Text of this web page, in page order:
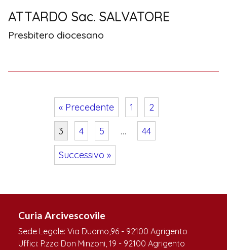
ATTARDO Sac. SALVATORE
Presbitero diocesano
« Precedente 1 2
3 4 5 … 44
Successivo »
Curia Arcivescovile
Sede Legale: Via Duomo,96 - 92100 Agrigento
Uffici: P.zza Don Minzoni, 19 - 92100 Agrigento